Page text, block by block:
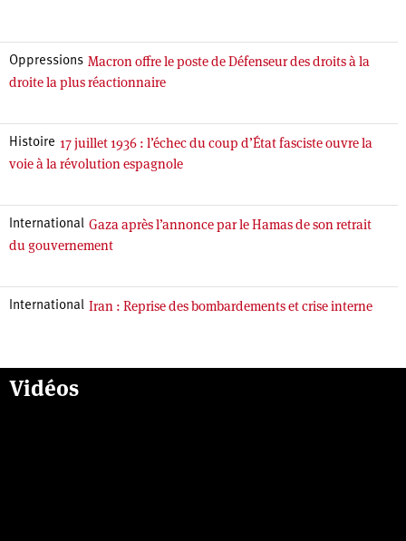
Oppressions Macron offre le poste de Défenseur des droits à la
droite la plus réactionnaire
Histoire 17 juillet 1936 : l’échec du coup d’État fasciste ouvre la
voie à la révolution espagnole
International Gaza après l’annonce par le Hamas de son retrait
du gouvernement
International Iran : Reprise des bombardements et crise interne
Vidéos